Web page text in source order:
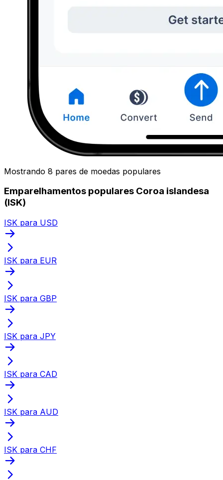
Mostrando 8 pares de moedas populares
Emparelhamentos populares Coroa islandesa
(ISK)
ISK para USD
ISK para EUR
ISK para GBP
ISK para JPY
ISK para CAD
ISK para AUD
ISK para CHF